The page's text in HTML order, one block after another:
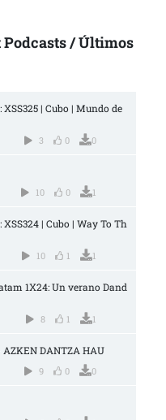
/ Últimos
| Cubo | Mundo de
3 0 0
10 0 1
| Cubo | Way To Th
10 1 1
1X24: Un verano Dand
8 1 1
DANTZA HAU
9 0 0